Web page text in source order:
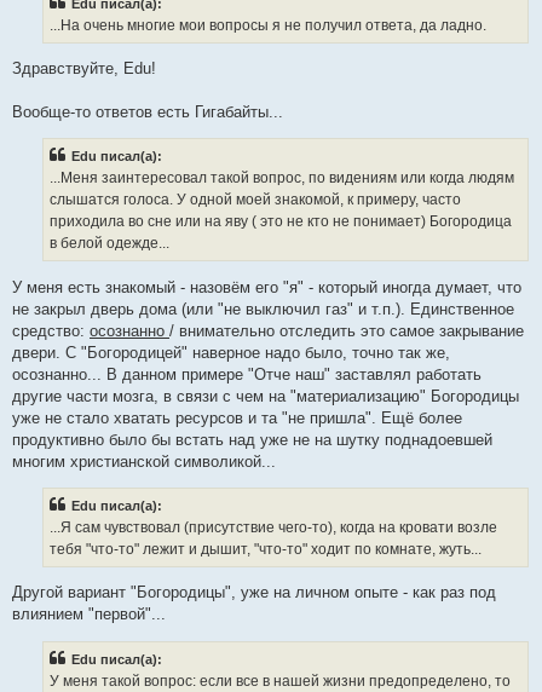
е
Edu писал(а):
...На очень многие мои вопросы я не получил ответа, да ладно.
Здравствуйте, Edu!
Вообще-то ответов есть Гигабайты...
Edu писал(а):
...Меня заинтересовал такой вопрос, по видениям или когда людям
слышатся голоса. У одной моей знакомой, к примеру, часто
приходила во сне или на яву ( это не кто не понимает) Богородица
в белой одежде...
У меня есть знакомый - назовём его "я" - который иногда думает, что
не закрыл дверь дома (или "не выключил газ" и т.п.). Единственное
средство: осознанно / внимательно отследить это самое закрывание
двери. С "Богородицей" наверное надо было, точно так же,
осознанно... В данном примере "Отче наш" заставлял работать
другие части мозга, в связи с чем на "материализацию" Богородицы
уже не стало хватать ресурсов и та "не пришла". Ещё более
продуктивно было бы встать над уже не на шутку поднадоевшей
многим христианской символикой...
Edu писал(а):
...Я сам чувствовал (присутствие чего-то), когда на кровати возле
тебя "что-то" лежит и дышит, "что-то" ходит по комнате, жуть...
Другой вариант "Богородицы", уже на личном опыте - как раз под
влиянием "первой"...
Edu писал(а):
У меня такой вопрос: если все в нашей жизни предопределено, то